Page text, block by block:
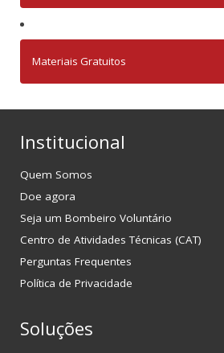
Materiais Gratuitos
Institucional
Quem Somos
Doe agora
Seja um Bombeiro Voluntário
Centro de Atividades Técnicas (CAT)
Perguntas Frequentes
Política de Privacidade
Soluções